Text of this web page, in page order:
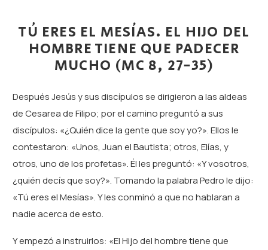
TÚ ERES EL MESÍAS. EL HIJO DEL
HOMBRE TIENE QUE PADECER
MUCHO (MC 8, 27-35)
Después Jesús y sus discípulos se dirigieron a las aldeas
de Cesarea de Filipo; por el camino preguntó a sus
discípulos: «¿Quién dice la gente que soy yo?». Ellos le
contestaron: «Unos, Juan el Bautista; otros, Elías, y
otros, uno de los profetas». Él les preguntó: «Y vosotros,
¿quién decís que soy?». Tomando la palabra Pedro le dijo:
«Tú eres el Mesías». Y les conminó a que no hablaran a
nadie acerca de esto.
Y empezó a instruirlos: «El Hijo del hombre tiene que